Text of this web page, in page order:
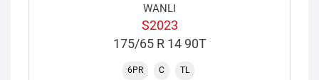
WANLI
S2023
175/65 R 14 90T
6PR C TL